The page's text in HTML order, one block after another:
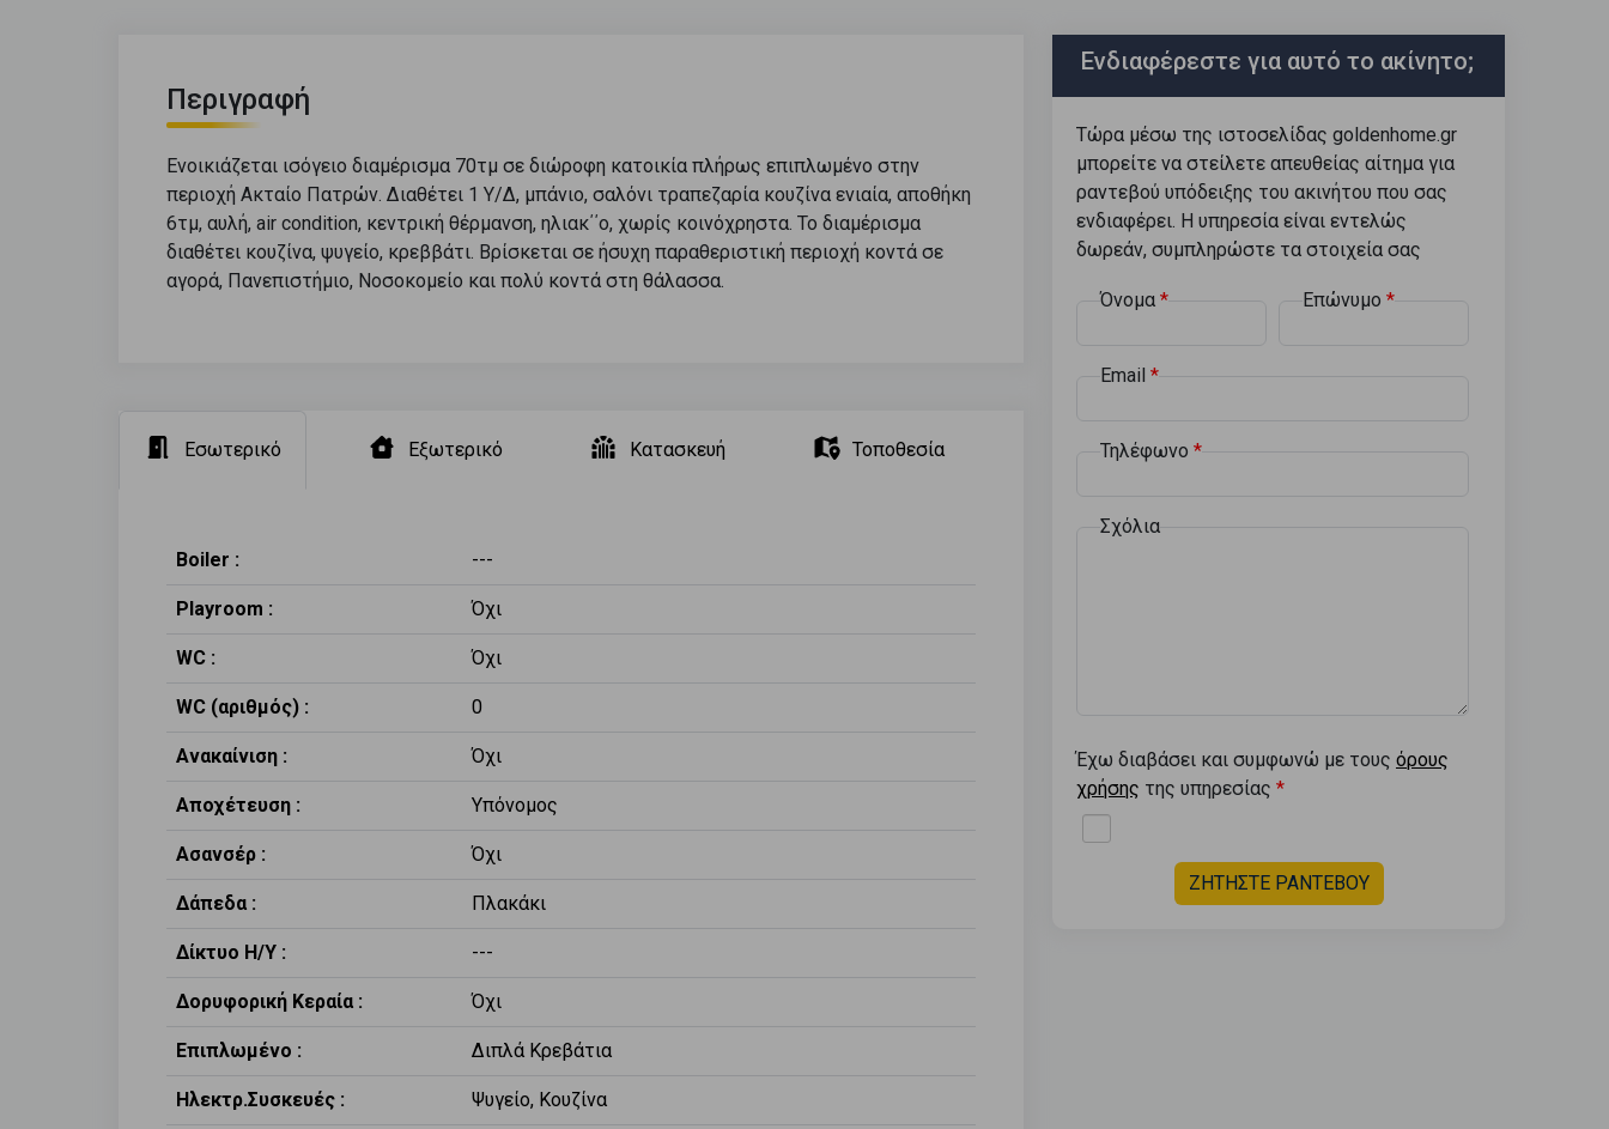
Περιγραφή
Ενοικιάζεται ισόγειο διαμέρισμα 70τμ σε διώροφη κατοικία πλήρως επιπλωμένο στην
περιοχή Ακταίο Πατρών. Διαθέτει 1 Υ/Δ, μπάνιο, σαλόνι τραπεζαρία κουζίνα ενιαία, αποθήκη
6τμ, αυλή, air condition, κεντρική θέρμανση, ηλιακ΄΄ο, χωρίς κοινόχρηστα. Το διαμέρισμα
διαθέτει κουζίνα, ψυγείο, κρεββάτι. Βρίσκεται σε ήσυχη παραθεριστική περιοχή κοντά σε
αγορά, Πανεπιστήμιο, Νοσοκομείο και πολύ κοντά στη θάλασσα.
Ενδιαφέρεστε για αυτό το ακίνητο;
Τώρα μέσω της ιστοσελίδας goldenhome.gr
μπορείτε να στείλετε απευθείας αίτημα για
ραντεβού υπόδειξης του ακινήτου που σας
ενδιαφέρει. Η υπηρεσία είναι εντελώς
δωρεάν, συμπληρώστε τα στοιχεία σας
Όνομα Επώνυμο
Email
Τηλέφωνο
Σχόλια
Έχω διαβάσει και συμφωνώ με τους όρους
χρήσης της υπηρεσίας
ΖΗΤΗΣΤΕ ΡΑΝΤΕΒΟΥ
Εσωτερικό Εξωτερικό Κατασκευή Τοποθεσία
Boiler : ---
Playroom : Όχι
WC : Όχι
WC (αριθμός) : 0
Ανακαίνιση : Όχι
Αποχέτευση : Υπόνομος
Ασανσέρ : Όχι
Δάπεδα : Πλακάκι
Δίκτυο Η/Υ : ---
Δορυφορική Κεραία : Όχι
Επιπλωμένο : Διπλά Κρεβάτια
Ηλεκτρ.Συσκευές : Ψυγείο, Κουζίνα